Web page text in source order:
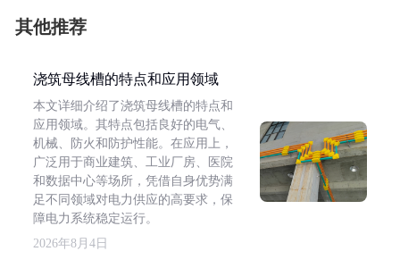
其他推荐
浇筑母线槽的特点和应用领域
本文详细介绍了浇筑母线槽的特点和
应用领域。其特点包括良好的电气、
机械、防火和防护性能。在应用上，
广泛用于商业建筑、工业厂房、医院
和数据中心等场所，凭借自身优势满
足不同领域对电力供应的高要求，保
障电力系统稳定运行。
2026年8月4日